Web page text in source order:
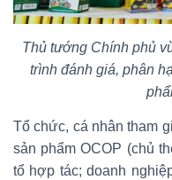
Thủ tướng Chính phủ
trình đánh giá, phân
Tổ chức, cá nhân tham
sản phẩm OCOP (chủ
tổ hợp tác; doanh